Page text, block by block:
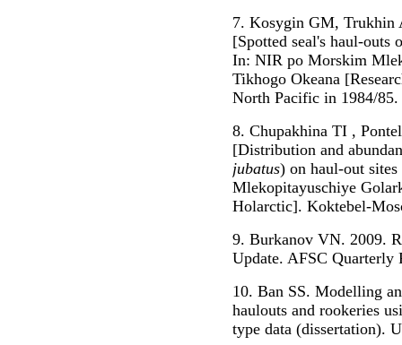
7. Kosygin GM,
[Spotted seal's haul-outs
In: NIR po Morskim
Tikhogo Okeana
North Pacific in 1984/
8. Chupakhina TI ,
[Distribution and
jubatus) on haul-out
Mlekopitayuschiye
Holarctic]. Koktebel-
9. Burkanov VN. 2009.
Update. AFSC Quarterly
10. Ban SS. Modelling
haulouts and rookeries
type data (dissertation).